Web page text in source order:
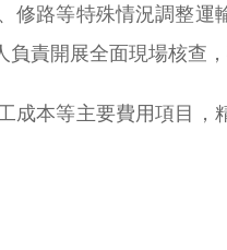
路等特殊情況調整
責開展全面現場核查
成本等主要費用項目